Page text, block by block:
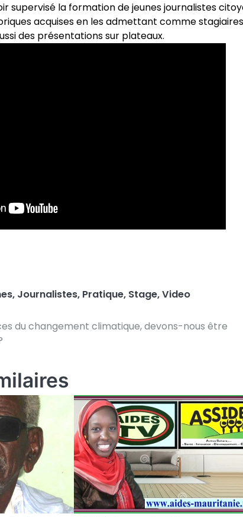
supervisé la formation de jeunes journalistes
acquises en les admettant comme
des présentations sur plateaux.
, Journalistes, Pratique, Stage,Video
du changement climatique, devons-nous être